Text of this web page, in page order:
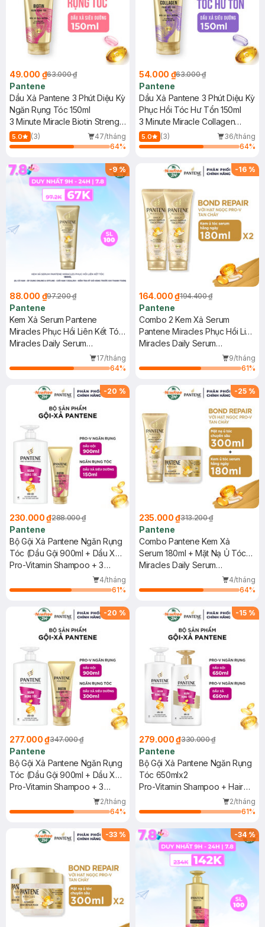
49.000 ₫63.000 ₫
Pantene
Dầu Xả Pantene 3 Phút Diệu Kỳ
Ngăn Rụng Tóc 150ml
3 Minute Miracle Biotin Strength
Intensive Serum Conditioner
5.0 (3)
47/tháng
64%
54.000 ₫63.000 ₫
Pantene
Dầu Xả Pantene 3 Phút Diệu Kỳ
Phục Hồi Tóc Hư Tổn 150ml
3 Minute Miracle Collagen
Repair Intensive Serum
Conditioner
5.0 (3)
36/tháng
64%
-9%
88.000 ₫97.200 ₫
Pantene
Kem Xả Serum Pantene
Miracles Phục Hồi Liên Kết Tóc
180ml
Miracles Daily Serum
17/tháng
64%
-16 %
164.000 ₫194.400 ₫
Pantene
Combo 2 Kem Xả Serum
Pantene Miracles Phục Hồi Liên
Kết Tóc 180ml
Miracles Daily Serum
9/tháng
61%
-20 %
230.000 ₫288.000 ₫
Pantene
Bộ Gội Xả Pantene Ngăn Rụng
Tóc (Dầu Gội 900ml + Dầu Xả
Siêu Dưỡng 150ml)
Pro-Vitamin Shampoo + 3
Minute Miracle Biotin Strength
Intensive Serum Conditioner
4/tháng
61%
-25 %
235.000 ₫313.200 ₫
Pantene
Combo Pantene Kem Xả
Serum 180ml + Mặt Nạ Ủ Tóc
300ml Miracles Phục Hồi Liên
Miracles Daily Serum
Treatment + Miracles Intensive
Treatment Mask
4/tháng
64%
-20 %
277.000 ₫347.000 ₫
Pantene
Bộ Gội Xả Pantene Ngăn Rụng
Tóc (Dầu Gội 900ml + Dầu Xả
Siêu Dưỡng 300ml)
Pro-Vitamin Shampoo + 3
Minute Miracle Biotin Strength
Intensive Serum Conditioner
2/tháng
64%
-15 %
279.000 ₫330.000 ₫
Pantene
Bộ Gội Xả Pantene Ngăn Rụng
Tóc 650mlx2
Pro-Vitamin Shampoo + Hair
Fall Control Conditioner 2/tháng
61%
-33 % -34%